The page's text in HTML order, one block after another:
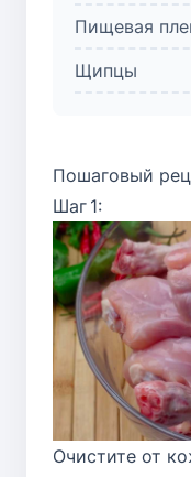
Пищевая
Щипцы
Пошаговый
Шаг 1:
Очистите от